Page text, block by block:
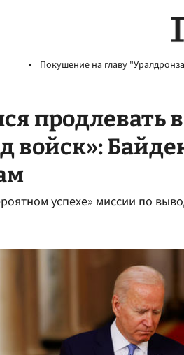
Покушение на главу
продлевать
войск»:
успехе» миссии по